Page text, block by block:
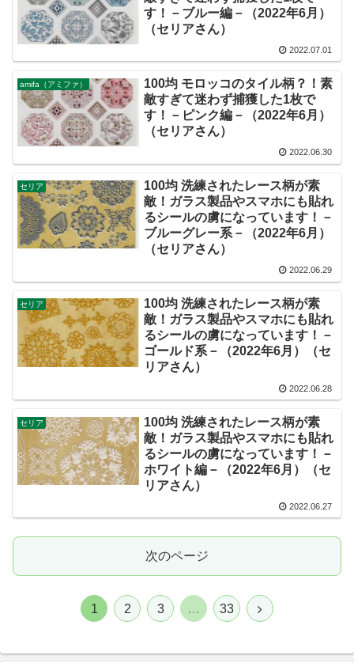
す！－ブルー編－（2022年6月）
（セリアさん）
2022.07.01
amifa（アミファ）
100均 モロッコのタイル柄？！素
敵すぎて迷わず捕獲した1枚で
す！－ピンク編－（2022年6月）
（セリアさん）
2022.06.30
セリア
100均 洗練されたレース柄が素
敵！ガラス製品やスマホにも貼れ
るシールの虜になっています！－
ブルーグレー系－（2022年6月）
（セリアさん）
2022.06.29
セリア
100均 洗練されたレース柄が素
敵！ガラス製品やスマホにも貼れ
るシールの虜になっています！－
ゴールド系－（2022年6月）（セ
リアさん）
2022.06.28
セリア
100均 洗練されたレース柄が素
敵！ガラス製品やスマホにも貼れ
るシールの虜になっています！－
ホワイト編－（2022年6月）（セ
リアさん）
2022.06.27
次のページ
1 2 3 … 33